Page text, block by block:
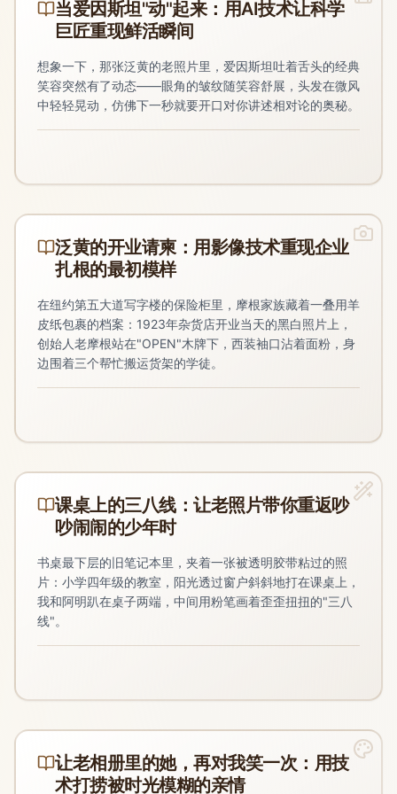
当爱因斯坦"动"起来：用AI技术让科学
巨匠重现鲜活瞬间
想象一下，那张泛黄的老照片里，爱因斯坦吐着舌头的经典
笑容突然有了动态——眼角的皱纹随笑容舒展，头发在微风
中轻轻晃动，仿佛下一秒就要开口对你讲述相对论的奥秘。
泛黄的开业请柬：用影像技术重现企业
扎根的最初模样
在纽约第五大道写字楼的保险柜里，摩根家族藏着一叠用羊
皮纸包裹的档案：1923年杂货店开业当天的黑白照片上，
创始人老摩根站在"OPEN"木牌下，西装袖口沾着面粉，身
边围着三个帮忙搬运货架的学徒。
课桌上的三八线：让老照片带你重返吵
吵闹闹的少年时
书桌最下层的旧笔记本里，夹着一张被透明胶带粘过的照
片：小学四年级的教室，阳光透过窗户斜斜地打在课桌上，
我和阿明趴在桌子两端，中间用粉笔画着歪歪扭扭的"三八
线"。
让老相册里的她，再对我笑一次：用技
术打捞被时光模糊的亲情